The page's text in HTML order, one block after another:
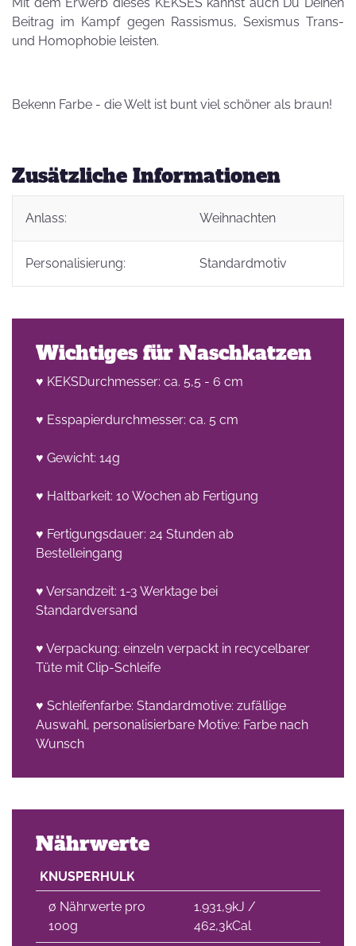
Beitrag im Kampf gegen Rassismus, Sexismus Trans-
und Homophobie leisten.
Bekenn Farbe - die Welt ist bunt viel schöner als braun!
Zusätzliche Informationen
Anlass: Weihnachten
Personalisierung: Standardmotiv
Wichtiges für Naschkatzen
♥ KEKSDurchmesser: ca. 5,5 - 6 cm
♥ Esspapierdurchmesser: ca. 5 cm
♥ Gewicht: 14g
♥ Haltbarkeit: 10 Wochen ab Fertigung
♥ Fertigungsdauer: 24 Stunden ab
Bestelleingang
♥ Versandzeit: 1-3 Werktage bei
Standardversand
♥ Verpackung: einzeln verpackt in recycelbarer
Tüte mit Clip-Schleife
♥ Schleifenfarbe: Standardmotive: zufällige
Auswahl, personalisierbare Motive: Farbe nach
Wunsch
Nährwerte
KNUSPERHULK
∅ Nährwerte pro
100g
1.931,9kJ /
462,3kCal